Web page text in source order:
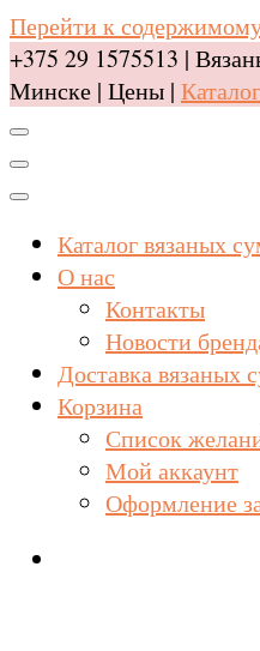
Перейти к
+375 29 1575513 |
Минске | Цены | Каталог
Каталог вязаных
О нас
Контакты
Новости
Доставка вязаных
Корзина
Список
Мой аккаунт
Оформление